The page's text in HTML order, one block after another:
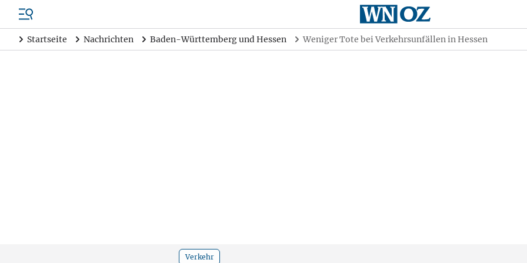
Startseite Nachrichten Baden-Württemberg und Hessen Weniger Tote bei Verkehrsunfällen in Hessen
Verkehr